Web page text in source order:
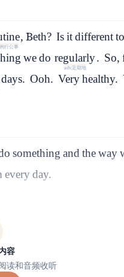
行公事
, Beth? Isitdifferentto
wedo regularly
adv.定期地
. So,
days. Ooh. Very healthy.
something and theway
every day.
容
读和音频收听